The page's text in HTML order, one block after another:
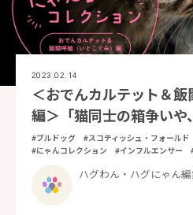
2023.02.14
＜おでんカルテット＆飯
編＞「猫同士の箱争いや
中！自分にとことん正直
やかにやっています」前
#ブルドッグ #スコティッシュ・フォールド
#にゃんコレクション
#インフルエンサー
ハグわん・ハグにゃん編